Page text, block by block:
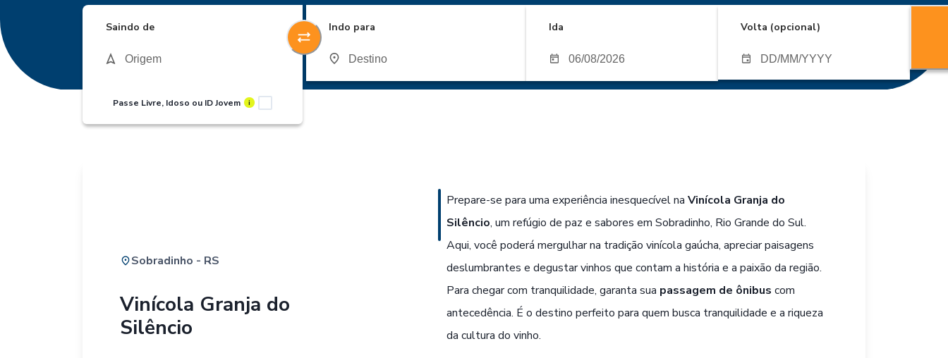
Saindo de
Passe Livre, Idoso ou ID Jovem i
Indo para Ida Volta (opcional)
Sobradinho - RS
Vinícola Granja do
Silêncio
Prepare-se para uma experiência inesquecível na Vinícola Granja do
Silêncio, um refúgio de paz e sabores em Sobradinho, Rio Grande do Sul.
Aqui, você poderá mergulhar na tradição vinícola gaúcha, apreciar paisagens
deslumbrantes e degustar vinhos que contam a história e a paixão da região.
Para chegar com tranquilidade, garanta sua passagem de ônibus com
antecedência. É o destino perfeito para quem busca tranquilidade e a riqueza
da cultura do vinho.